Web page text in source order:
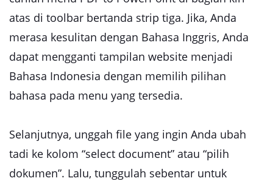
atas di toolbar bertanda strip tiga. Jika, Anda
merasa kesulitan dengan Bahasa Inggris, Anda
dapat mengganti tampilan website menjadi
Bahasa Indonesia dengan memilih pilihan
bahasa pada menu yang tersedia.
Selanjutnya, unggah file yang ingin Anda ubah
tadi ke kolom “select document” atau “pilih
dokumen”. Lalu, tunggulah sebentar untuk